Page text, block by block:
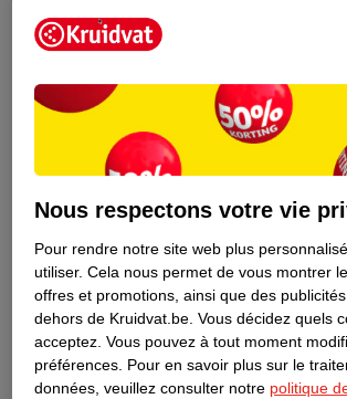
Découvrez dès maintenant l’impact
Nous respectons votre vie
Pour rendre notre site web plus
utiliser. Cela nous permet de vous montrer
offres et promotions, ainsi que des
dehors de Kruidvat.be. Vous décidez quels
acceptez. Vous pouvez à tout moment
préférences. Pour en savoir plus sur le
données, veuillez consulter notre politique